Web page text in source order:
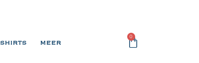
SHIRTS MEER
0